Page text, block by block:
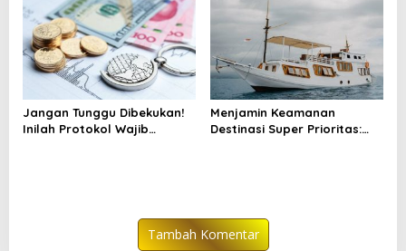
Jangan Tunggu Dibekukan!
Inilah Protokol Wajib
Menjamin Keamanan
Destinasi Super Prioritas:
Tambah Komentar